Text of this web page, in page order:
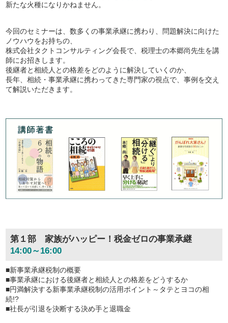
新たな火種になりかねません。
今回のセミナーは、数多くの事業承継に携わり、問題解決に向けた
ノウハウをお持ちの、
株式会社タクトコンサルティング会長で、税理士の本郷尚先生を講
師にお招きします。
後継者と相続人との格差をどのように解決していくのか、
長年、相続・事業承継に携わってきた専門家の視点で、事例を交え
て解説いただきます。
第１部 家族がハッピー！税金ゼロの事業承継
14:00～16:00
■新事業承継税制の概要
■事業承継における後継者と相続人との格差をどうするか
■円満解決する新事業承継税制の活用ポイント～タテとヨコの相
続!?
■社長が引退を決断する決め手と退職金